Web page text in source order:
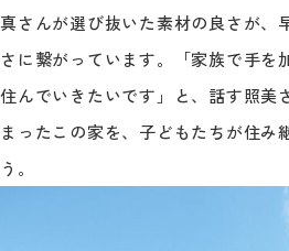
真さんが選び抜いた素材の良さが、
さに繋がっています。「家族で手を
住んでいきたいです」と、話す照美
まったこの家を、子どもたちが住み
う。